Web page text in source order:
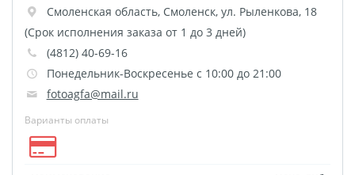
Календарь перекидной
Календарь настольный
домик
Календари настенные с
блоком
Елочный шарик
(новогод. игрушки)
Смоленская область, Смоленск, ул. Рыленкова, 18
(Срок исполнения заказа от 1 до 3 дней)
(4812) 40-69-16
Понедельник-Воскресенье с 10:00 до 21:00
fotoagfa@mail.ru
Варианты оплаты